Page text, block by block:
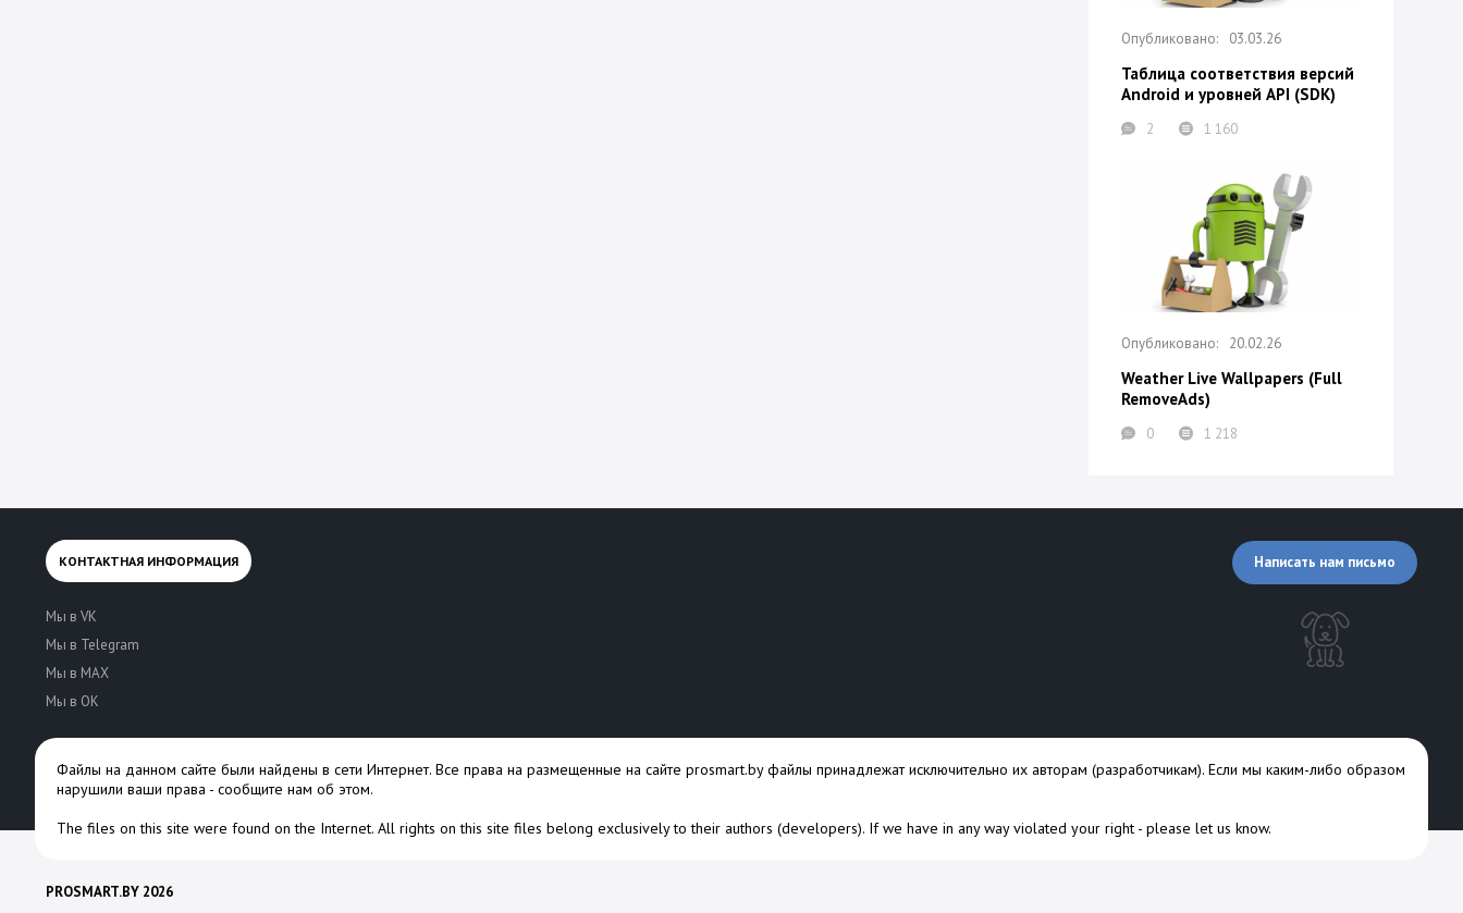
03.03.26
Таблица соответствия версий
Android и уровней API (SDK)
2 1 160
20.02.26
Weather Live Wallpapers (Full
RemoveAds)
0 1 218
КОНТАКТНАЯ ИНФОРМАЦИЯ
Мы в VK
Мы в Telegram
Мы в MAX
Мы в OK
Написать нам письмо
Файлы на данном сайте были найдены в сети Интернет. Все права на размещенные на сайте prosmart.by файлы принадлежат исключительно их авторам (разработчикам). Если мы каким-либо образом
нарушили ваши права - сообщите нам об этом.
The files on this site were found on the Internet. All rights on this site files belong exclusively to their authors (developers). If we have in any way violated your right - please let us know.
PROSMART.BY 2026